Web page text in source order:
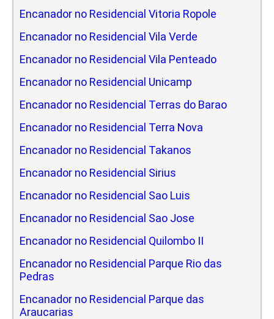
Encanador no Residencial Vitoria Ropole
Encanador no Residencial Vila Verde
Encanador no Residencial Vila Penteado
Encanador no Residencial Unicamp
Encanador no Residencial Terras do Barao
Encanador no Residencial Terra Nova
Encanador no Residencial Takanos
Encanador no Residencial Sirius
Encanador no Residencial Sao Luis
Encanador no Residencial Sao Jose
Encanador no Residencial Quilombo II
Encanador no Residencial Parque Rio das
Pedras
Encanador no Residencial Parque das
Araucarias